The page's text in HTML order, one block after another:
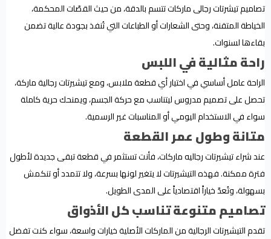
تصاميم تيشرتات رجالى ماركات تتسم بالدقة، من حيث القصّات المحكمة،
الخياطة المتقنة، وحتى الشعارات أو الطباعات التي تُنفذ بجودة عالية تضمن
بقاءها لسنوات.
راحة مثالية في اللبس
الراحة عامل أساسي في اختيار أي قطعة ملابس، ومع تيشيرتات رجالية ماركة،
تحصل على تصميم مدروس ليتناسب مع حركة الجسم، ويمنحك حرية كاملة
سواء في الاستخدام اليومي أو المناسبات غير الرسمية.
متانة وطول عمر القطعة
عند شراء تيشيرتات رجاليه ماركات، فأنت تستثمر في قطعة تبقى جديدة لأطول
فترة ممكنة. فهذه التيشيرتات لا يتغير لونها بسرعة، ولا تتمدد أو تنكمش
بسهولة، وتُعدّ خياراً اقتصادياً على المدى الطويل.
تصاميم متنوعة تناسب كل الأذواق
تقدم التيشيرتات الرجالية من الماركات الأصلية خيارات واسعة، سواء كنت تفضل